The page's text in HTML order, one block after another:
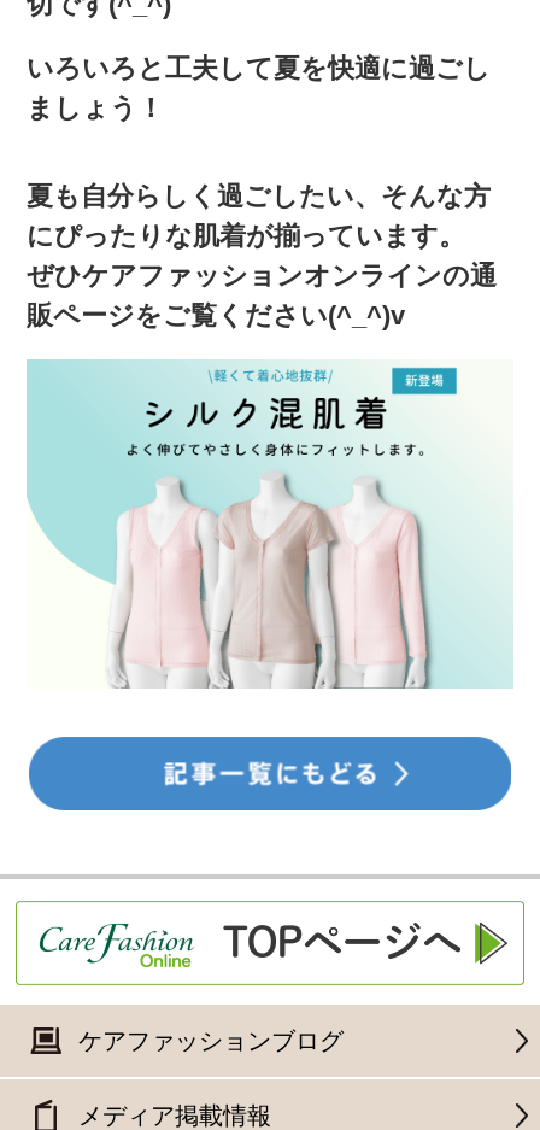
いろいろと工夫して夏を快適に過ごし
ましょう！
夏も自分らしく過ごしたい、そんな方
にぴったりな肌着が揃っています。
ぜひケアファッションオンラインの通
販ページをご覧ください(^_^)v
ケアファッションブログ
メディア掲載情報